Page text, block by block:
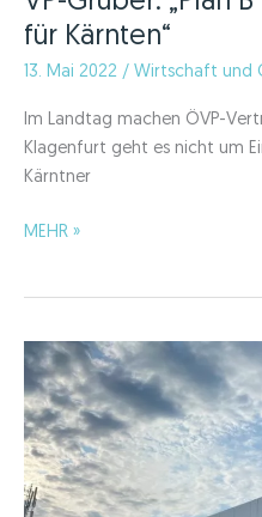
für Kärnten“
13. Mai 2022 / Wirtschaft und
Im Landtag machen ÖVP-
Klagenfurt geht es nicht um
Kärntner
VP-
heißt
Bodenschutz
für
Kärnten“
MEHR »